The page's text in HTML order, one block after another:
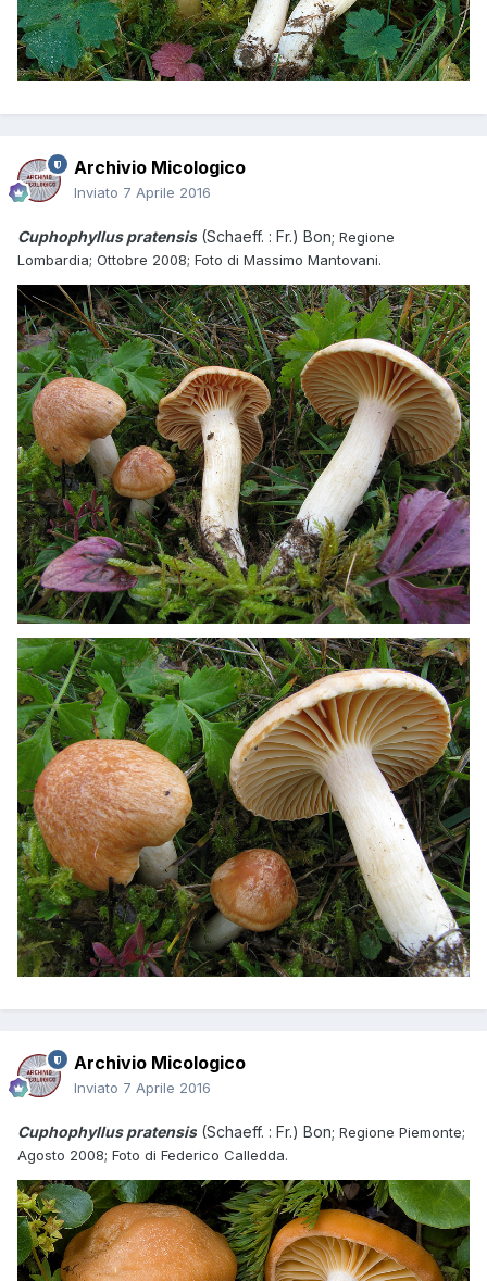
Archivio Micologico
Inviato 7 Aprile 2016
Cuphophyllus pratensis (Schaeff. : Fr.) Bon; Regione
Lombardia; Ottobre 2008; Foto di Massimo Mantovani.
Archivio Micologico
Inviato 7 Aprile 2016
Cuphophyllus pratensis (Schaeff. : Fr.) Bon; Regione Piemonte;
Agosto 2008; Foto di Federico Calledda.